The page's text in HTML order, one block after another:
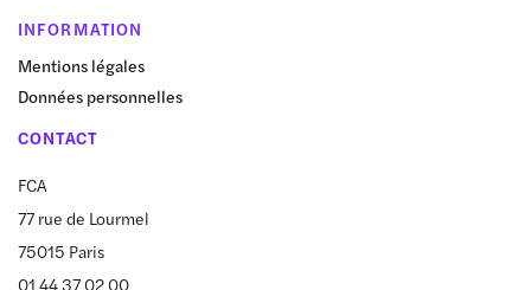
INFORMATION
Mentions légales
Données personnelles
CONTACT
FCA
77 rue de Lourmel
75015 Paris
01 44 37 02 00